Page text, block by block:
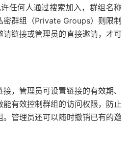
任何人通过搜索加入，群组名称
群组（Private Groups）则限制
请链接或管理员的直接邀请，才可
，管理员可设置链接的有效期、
有效控制群组的访问权限，防止
。管理员还可以随时撤销已有的邀